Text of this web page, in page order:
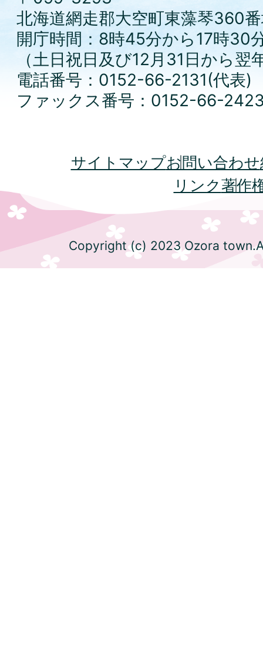
北海道網走郡大空町東藻琴360
開庁時間：8時45分から17時30
（土日祝日及び12月31日から
電話番号：0152-66-2131(代表)
ファックス番号：0152-66-
サイトマップお問い合わせ
リンク著作
Copyright (c) 2023 Ozora